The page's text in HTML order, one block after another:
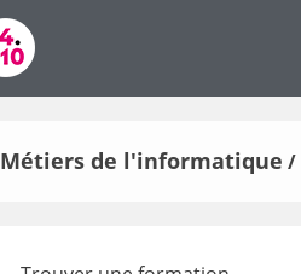
Métiers de l'informatique /